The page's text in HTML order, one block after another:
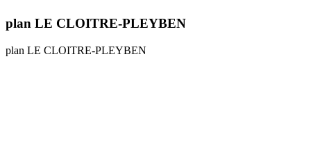
plan LE CLOITRE-PLEYBEN
plan LE CLOITRE-PLEYBEN